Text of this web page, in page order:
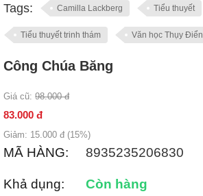
Tags: Camilla Lackberg Tiểu thuyết
Tiểu thuyết trinh thám Văn học Thụy Điển
Công Chúa Băng
Giá cũ: 98.000 đ
83.000 đ
Giảm: 15.000 đ (15%)
MÃ HÀNG: 8935235206830
Khả dụng:
Còn hàng